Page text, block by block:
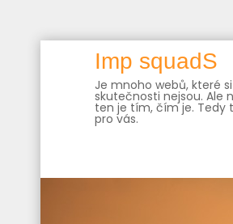
Imp squadS
Je mnoho webů, které
skutečnosti nejsou. Ale
ten je tím, čím je. Tedy
pro vás.